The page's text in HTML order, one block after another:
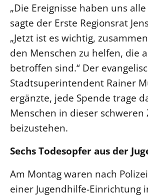
„Die Ereignisse haben uns
sagte der Erste Regionsrat
„Jetzt ist es wichtig,
den Menschen zu helfen, die
betroffen sind.“ Der
Stadtsuperintendent Rainer
ergänzte, jede Spende trage
Menschen in dieser schweren
beizustehen.
Sechs Todesopfer aus der
Am Montag waren nach
einer Jugendhilfe-Einrichtung
Ephoralbüro
Finanzplanung
Fundraising
IT-Service
Corporate Design
Interventionsplan
Jahresgespräche
Kantine Speiseplan
Kirchliche Verwaltung
Klimaschutzgesetz
Kunstreferat